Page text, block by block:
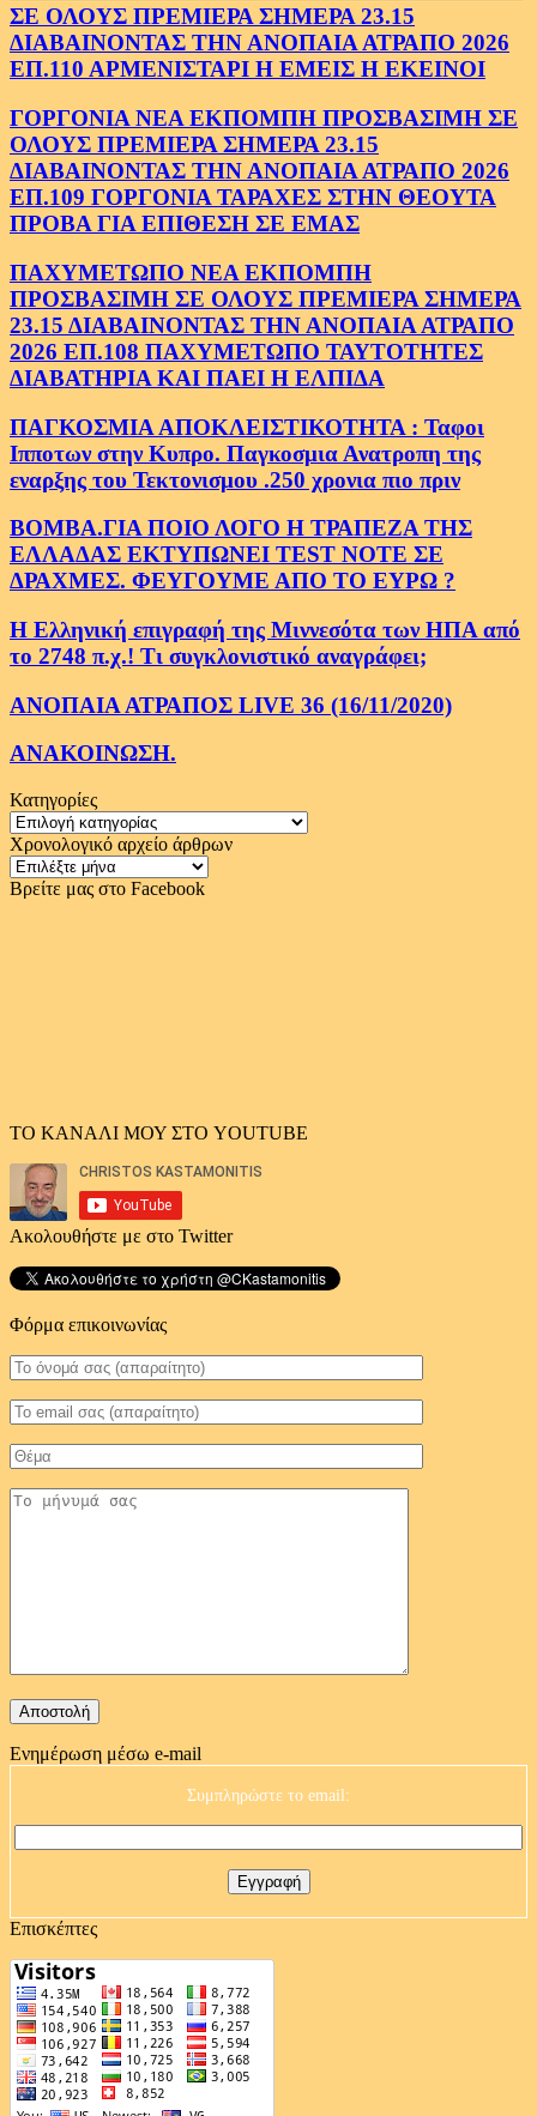
ΣΕ ΟΛΟΥΣ ΠΡΕΜΙΕΡΑ ΣΗΜΕΡΑ 23.15
ΔΙΑΒΑΙΝΟΝΤΑΣ ΤΗΝ ΑΝΟΠΑΙΑ ΑΤΡΑΠΟ 2026
ΕΠ.110 ΑΡΜΕΝΙΣΤΑΡΙ Η ΕΜΕΙΣ Η ΕΚΕΙΝΟΙ
ΓΟΡΓΟΝΙΑ ΝΕΑ ΕΚΠΟΜΠΗ ΠΡΟΣΒΑΣΙΜΗ ΣΕ
ΟΛΟΥΣ ΠΡΕΜΙΕΡΑ ΣΗΜΕΡΑ 23.15
ΔΙΑΒΑΙΝΟΝΤΑΣ ΤΗΝ ΑΝΟΠΑΙΑ ΑΤΡΑΠΟ 2026
ΕΠ.109 ΓΟΡΓΟΝΙΑ ΤΑΡΑΧΕΣ ΣΤΗΝ ΘΕΟΥΤΑ
ΠΡΟΒΑ ΓΙΑ ΕΠΙΘΕΣΗ ΣΕ ΕΜΑΣ
ΠΑΧΥΜΕΤΩΠΟ ΝΕΑ ΕΚΠΟΜΠΗ
ΠΡΟΣΒΑΣΙΜΗ ΣΕ ΟΛΟΥΣ ΠΡΕΜΙΕΡΑ ΣΗΜΕΡΑ
23.15 ΔΙΑΒΑΙΝΟΝΤΑΣ ΤΗΝ ΑΝΟΠΑΙΑ ΑΤΡΑΠΟ
2026 ΕΠ.108 ΠΑΧΥΜΕΤΩΠΟ ΤΑΥΤΟΤΗΤΕΣ
ΔΙΑΒΑΤΗΡΙΑ ΚΑΙ ΠΑΕΙ Η ΕΛΠΙΔΑ
ΠΑΓΚΟΣΜΙΑ ΑΠΟΚΛΕΙΣΤΙΚΟΤΗΤΑ : Ταφοι
Ιπποτων στην Κυπρο. Παγκοσμια Ανατροπη της
εναρξης του Τεκτονισμου .250 χρονια πιο πριν
ΒΟΜΒΑ.ΓΙΑ ΠΟΙΟ ΛΟΓΟ Η ΤΡΑΠΕΖΑ ΤΗΣ
ΕΛΛΑΔΑΣ ΕΚΤΥΠΩΝΕΙ TEST NOTE ΣΕ
ΔΡΑΧΜΕΣ. ΦΕΥΓΟΥΜΕ ΑΠΟ ΤΟ ΕΥΡΩ ?
Η Ελληνική επιγραφή της Μιννεσότα των ΗΠΑ από
το 2748 π.χ.! Τι συγκλονιστικό αναγράφει;
ΑΝΟΠΑΙΑ ΑΤΡΑΠΟΣ LIVE 36 (16/11/2020)
ΑΝΑΚΟΙΝΩΣΗ.
Κατηγορίες
Κατηγορίες
Χρονολογικό αρχείο άρθρων
Χρονολογικό
αρχείο
Βρείτε μας στο Facebook
ΤΟ ΚΑΝΑΛΙ ΜΟΥ ΣΤΟ YOUTUBE
Ακολουθήστε με στο Twitter
Φόρμα επικοινωνίας
Ενημέρωση μέσω e-mail
Συμπληρώστε το email:
Επισκέπτες